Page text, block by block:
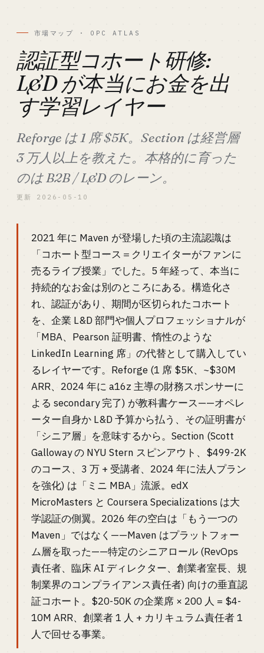
市場マップ · OPC ATLAS
認証型コホート研修:
L&D が本当にお金を出
す学習レイヤー
Reforge は 1 席 $5K。Section は経営層
3 万人以上を教えた。本格的に育った
のは B2B / L&D のレーン。
更新 2026-05-10
2021 年に Maven が登場した頃の主流認識は
「コホート型コース＝クリエイターがファンに
売るライブ授業」でした。5 年経って、本当に
持続的なお金は別のところにある。構造化さ
れ、認証があり、期間が区切られたコホート
を、企業 L&D 部門や個人プロフェッショナルが
「MBA、Pearson 証明書、惰性のような
LinkedIn Learning 席」の代替として購入してい
るレイヤーです。Reforge (1 席 $5K、~$30M
ARR、2024 年に a16z 主導の財務スポンサーに
よる secondary 完了) が教科書ケース——オペレ
ーター自身か L&D 予算から払う、その証明書が
「シニア層」を意味するから。Section (Scott
Galloway の NYU Stern スピンアウト、$499-2K
のコース、3 万 + 受講者、2024 年に法人プラン
を強化) は「ミニ MBA」流派。edX
MicroMasters と Coursera Specializations は大
学認証の側翼。2026 年の空白は「もう一つの
Maven」ではなく——Maven はプラットフォー
ム層を取った——特定のシニアロール (RevOps
責任者、臨床 AI ディレクター、創業者室長、規
制業界のコンプライアンス責任者) 向けの垂直認
証コホート。$20-50K の企業席 × 200 人 = $4-
10M ARR、創業者 1 人 + カリキュラム責任者 1
人で回せる事業。